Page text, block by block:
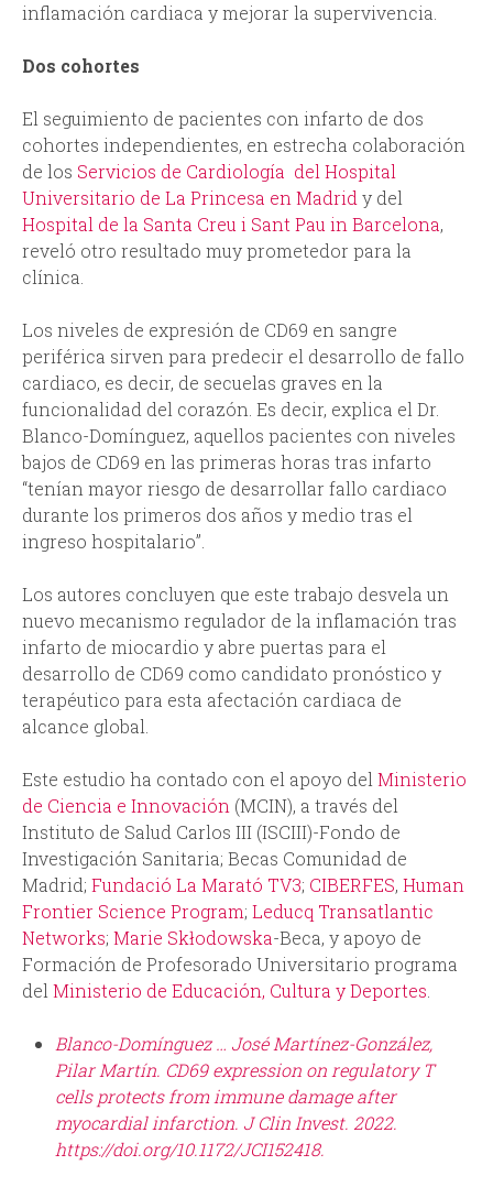
inflamación cardiaca y mejorar la supervivencia.
Dos cohortes
El seguimiento de pacientes con infarto de dos
cohortes independientes, en estrecha colaboración
de los Servicios de Cardiología del Hospital
Universitario de La Princesa en Madridy del
Hospital de la Santa Creu i Sant Pau in Barcelona,
reveló otro resultado muy prometedor para la
clínica.
Los niveles de expresión de CD69 en sangre
periférica sirven para predecir el desarrollo de fallo
cardiaco, es decir, de secuelas graves en la
funcionalidad del corazón. Es decir, explica el Dr.
Blanco-Domínguez, aquellos pacientes con niveles
bajos de CD69 en las primeras horas tras infarto
“tenían mayor riesgo de desarrollar fallo cardiaco
durante los primeros dos años y medio tras el
ingreso hospitalario”.
Los autores concluyen que este trabajo desvela un
nuevo mecanismo regulador de la inflamación tras
infarto de miocardio y abre puertas para el
desarrollo de CD69 como candidato pronóstico y
terapéutico para esta afectación cardiaca de
alcance global.
Este estudio ha contado con el apoyo delMinisterio
de Ciencia e Innovación (MCIN), a través del
Instituto de Salud Carlos III (ISCIII)-Fondo de
Investigación Sanitaria; Becas Comunidad de
Madrid; Fundació La Marató TV3; CIBERFES, Human
Frontier Science Program; Leducq Transatlantic
Networks; Marie Skłodowska-Beca, y apoyo de
Formación de Profesorado Universitario programa
delMinisterio de Educación, Cultura y Deportes.
Blanco-Domínguez … José Martínez-González,
Pilar Martín. CD69 expression on regulatory T
cells protects from immune damage after
myocardial infarction. J Clin Invest. 2022.
https://doi.org/10.1172/JCI152418.